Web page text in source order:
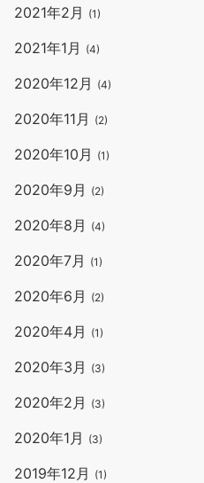
2021年2月 (1)
2021年1月 (4)
2020年12月 (4)
2020年11月 (2)
2020年10月 (1)
2020年9月 (2)
2020年8月 (4)
2020年7月 (1)
2020年6月 (2)
2020年4月 (1)
2020年3月 (3)
2020年2月 (3)
2020年1月 (3)
2019年12月 (1)